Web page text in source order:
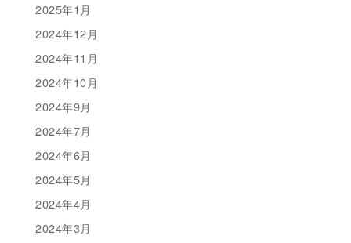
2025年1月
2024年12月
2024年11月
2024年10月
2024年9月
2024年7月
2024年6月
2024年5月
2024年4月
2024年3月